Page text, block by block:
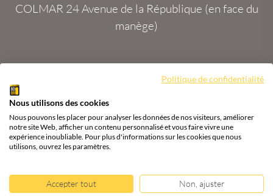
COLMAR 24 Avenue de la République (en face du
manège)
Tous droits réservés Agence BDOR ®
Cours or, achat
& vente or, argent
Politique de confidentialité
Nous utilisons des cookies
Nous pouvons les placer pour analyser les données de nos visiteurs, améliorer
notre site Web, afficher un contenu personnalisé et vous faire vivre une
expérience inoubliable. Pour plus d'informations sur les cookies que nous
utilisons, ouvrez les paramètres.
Accepter tout Non, ajuster